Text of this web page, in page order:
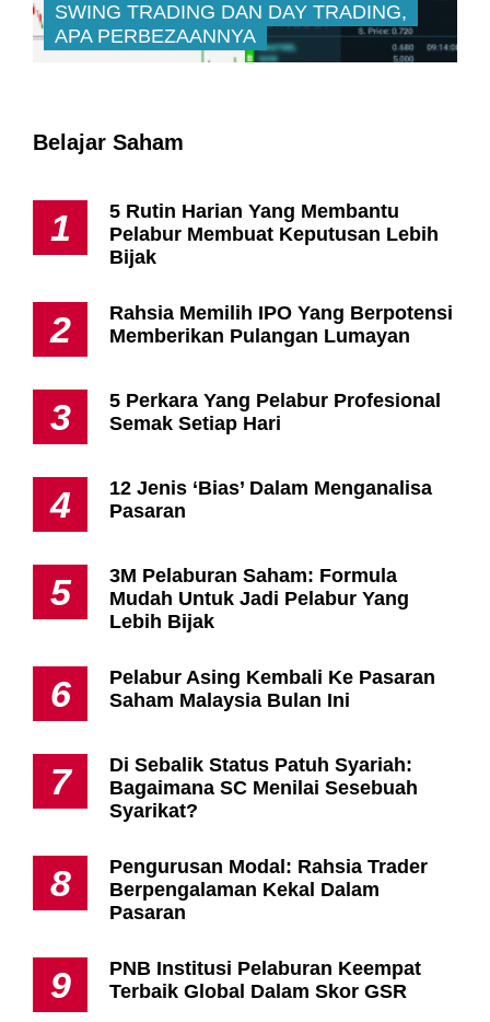
SWING TRADING DAN DAY TRADING,
APA PERBEZAANNYA
Belajar Saham
1
5 Rutin Harian Yang Membantu
Pelabur Membuat Keputusan Lebih
Bijak
2
Rahsia Memilih IPO Yang Berpotensi
Memberikan Pulangan Lumayan
3
5 Perkara Yang Pelabur Profesional
Semak Setiap Hari
4
12 Jenis ‘Bias’ Dalam Menganalisa
Pasaran
5
3M Pelaburan Saham: Formula
Mudah Untuk Jadi Pelabur Yang
Lebih Bijak
6
Pelabur Asing Kembali Ke Pasaran
Saham Malaysia Bulan Ini
7
Di Sebalik Status Patuh Syariah:
Bagaimana SC Menilai Sesebuah
Syarikat?
8
Pengurusan Modal: Rahsia Trader
Berpengalaman Kekal Dalam
Pasaran
9
PNB Institusi Pelaburan Keempat
Terbaik Global Dalam Skor GSR